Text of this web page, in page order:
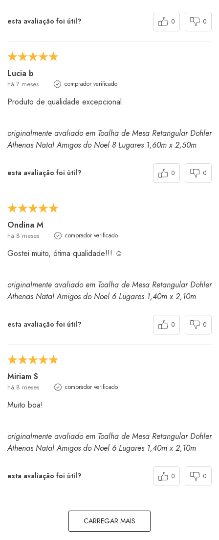
esta avaliação foi útil? 0 0
Lucia b
há 7 meses comprador verificado
Produto de qualidade excepcional.
originalmente avaliado em Toalha de Mesa Retangular Dohler
Athenas Natal Amigos do Noel 8 Lugares 1,60m x 2,50m
esta avaliação foi útil? 0 0
Ondina M
há 8 meses comprador verificado
Gostei muito, ótima qualidade!!! ☺️
originalmente avaliado em Toalha de Mesa Retangular Dohler
Athenas Natal Amigos do Noel 6 Lugares 1,40m x 2,10m
esta avaliação foi útil? 0 0
Miriam S
há 8 meses comprador verificado
Muito boa!
originalmente avaliado em Toalha de Mesa Retangular Dohler
Athenas Natal Amigos do Noel 6 Lugares 1,40m x 2,10m
esta avaliação foi útil? 0 0
CARREGAR MAIS